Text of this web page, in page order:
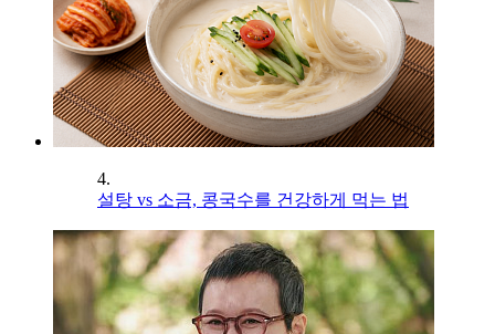
4.
설탕 vs 소금, 콩국수를 건강하게 먹는 법